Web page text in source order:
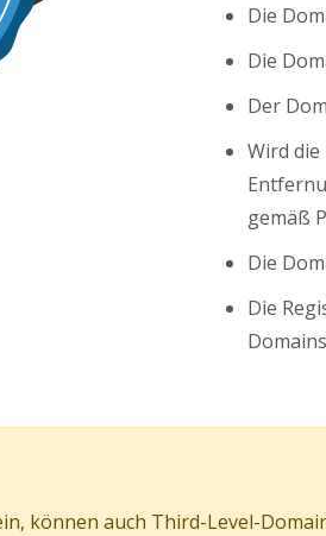
Die
Die
Der
Wird
gemäß
Die
Die
können auch Third-Level-